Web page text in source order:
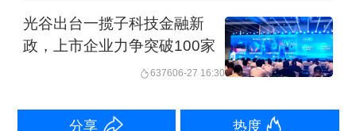
无形资产的持续溢价。中国科技企业同
样如此。今年诺贝尔经济学奖授予研
究“创新驱动增长”的三位学者，从宏观层
面印证了这一判断：持续增长的根本动
光谷出台一揽子科技金融新
政，上市企业力争突破100家
637606-27 16:30
分享 热度